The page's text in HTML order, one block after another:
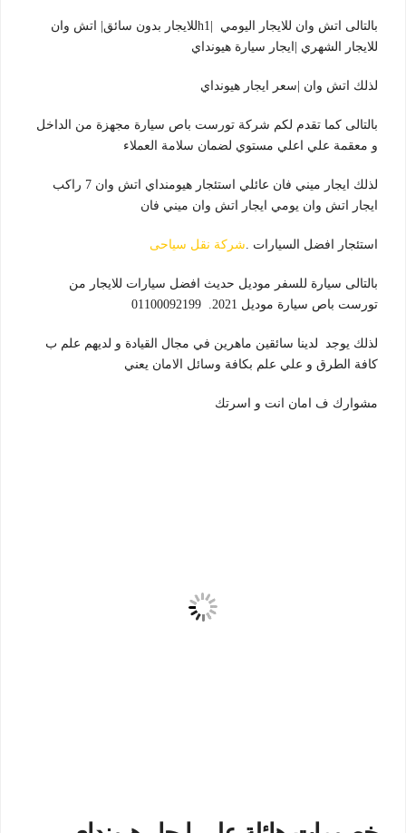
بالتالى اتش وان للايجار اليومي |h1للايجار بدون سائق| اتش وان
للايجار الشهري |ايجار سيارة هيونداي
لذلك اتش وان |سعر ايجار هيونداي
بالتالى كما تقدم لكم شركة تورست باص سيارة مجهزة من الداخل
و معقمة علي اعلي مستوي لضمان سلامة العملاء
لذلك ايجار ميني فان عائلي استئجار هيومنداي اتش وان 7 راكب
ايجار اتش وان يومي ايجار اتش وان ميني فان
استئجار افضل السيارات .شركة نقل سياحى
بالتالى سيارة للسفر موديل حديث افضل سيارات للايجار من
تورست باص سيارة موديل 2021. 01100092199
لذلك يوجد لدينا سائقين ماهرين في مجال القيادة و لديهم علم ب
كافة الطرق و علي علم بكافة وسائل الامان يعني
مشوارك ف امان انت و اسرتك